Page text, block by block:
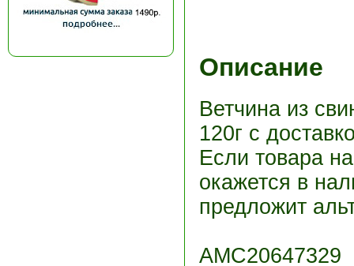
Описание
Ветчина из
120г с
Если товара
окажется в
предложит
АМС20647329